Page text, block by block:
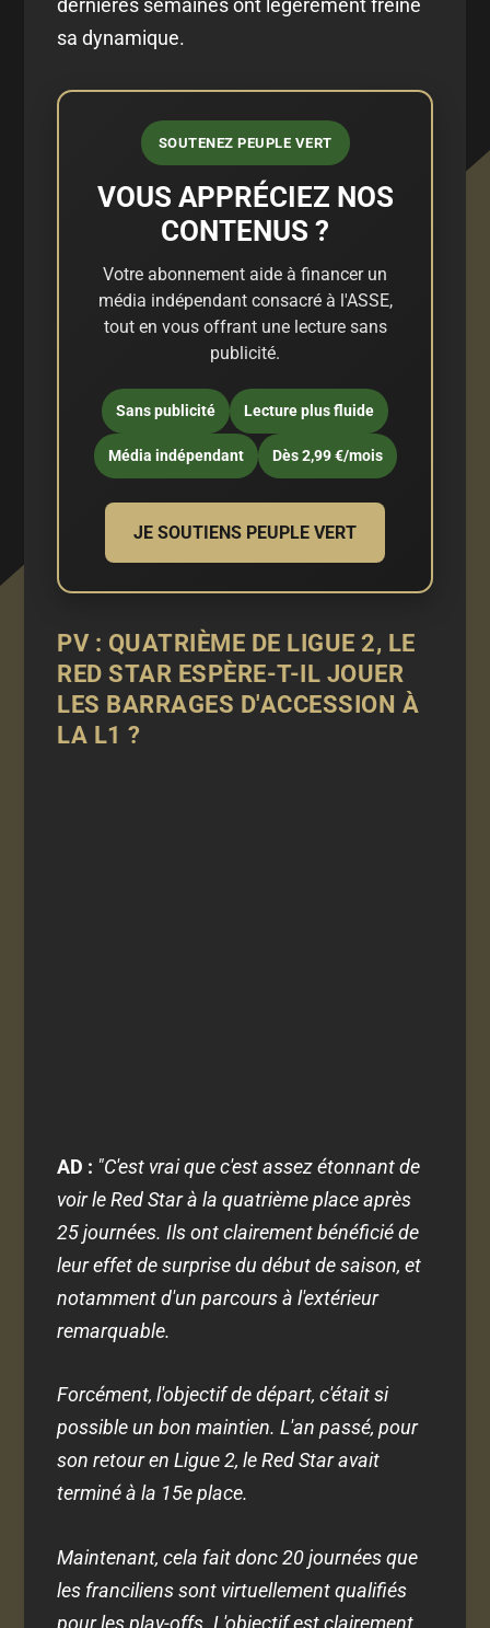
sa dynamique.
SOUTENEZ PEUPLE VERT
VOUS APPRÉCIEZ NOS
CONTENUS ?
Votre abonnement aide à financer un
média indépendant consacré à l'ASSE,
tout en vous offrant une lecture sans
publicité.
Sans publicité Lecture plus fluide
Média indépendant Dès 2,99 €/mois
JE SOUTIENS PEUPLE VERT
PV : QUATRIÈME DE LIGUE 2, LE
RED STAR ESPÈRE-T-IL JOUER
LES BARRAGES D'ACCESSION À
LA L1 ?
AD : "C'est vrai que c'est assez étonnant de
voir le Red Star à la quatrième place après
25 journées. Ils ont clairement bénéficié de
leur effet de surprise du début de saison, et
notamment d'un parcours à l'extérieur
remarquable.
Forcément, l'objectif de départ, c'était si
possible un bon maintien. L'an passé, pour
son retour en Ligue 2, le Red Star avait
terminé à la 15e place.
Maintenant, cela fait donc 20 journées que
les franciliens sont virtuellement qualifiés
pour les play-offs. L'objectif est clairement